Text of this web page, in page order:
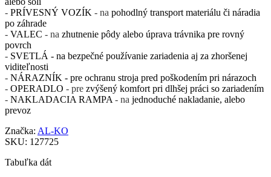
- PRÍVESNÝ VOZÍK - na pohodlný transport materiálu či náradia
po záhrade
- VALEC - na zhutnenie pôdy alebo úprava trávnika pre rovný
povrch
- SVETLÁ - na bezpečné používanie zariadenia aj za zhoršenej
viditeľnosti
- NÁRAZNÍK - pre ochranu stroja pred poškodením pri nárazoch
- OPERADLO - pre zvýšený komfort pri dlhšej práci so zariadením
- NAKLADACIA RAMPA - na jednoduché nakladanie, alebo
prevoz
Značka: AL-KO
SKU: 127725
Tabuľka dát